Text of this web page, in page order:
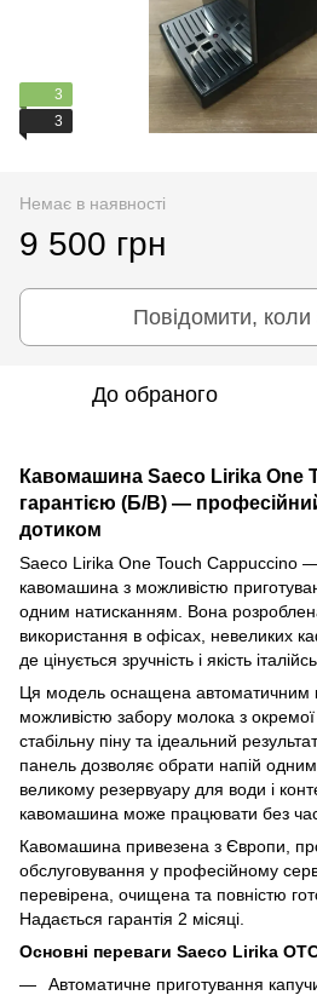
3
3
Немає в наявності
9 500 грн
Повідомити, коли
До обраного
Кавомашина Saeco Lirika One
гарантією (Б/В) —
дотиком
Saeco Lirika One Touch Cappuccino
кавомашина з можливістю
одним натисканням. Вона
використання в офісах, невеликих
де цінується зручність і якість
Ця модель оснащена автоматичним
можливістю забору молока з
стабільну піну та ідеальний
панель дозволяє обрати напій
великому резервуару для води і
кавомашина може працювати без
Кавомашина привезена з Європи,
обслуговування у професійному
перевірена, очищена та повністю
Надається гарантія 2 місяці.
Основні переваги Saeco Lirika
Автоматичне приготування